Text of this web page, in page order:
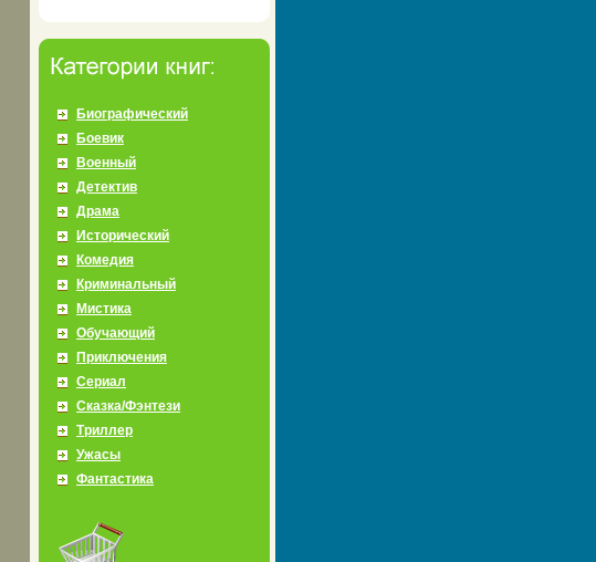
Биографический
Боевик
Военный
Детектив
Драма
Исторический
Комедия
Криминальный
Мистика
Обучающий
Приключения
Сериал
Сказка/Фэнтези
Триллер
Ужасы
Фантастика